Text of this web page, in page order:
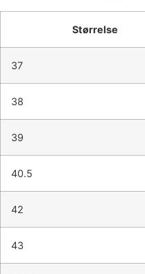
Størrelse
37
38
39
40.5
42
43